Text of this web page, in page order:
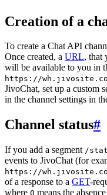
Creation of a
To create a Chat API
Once created, a URL, that
will be available to you in
https://
JivoChat, set up a custom
in the channel settings in
Channel status#
If you add a segment /
events to JivoChat (for
https://
of a response to a GET-
where 0 means the